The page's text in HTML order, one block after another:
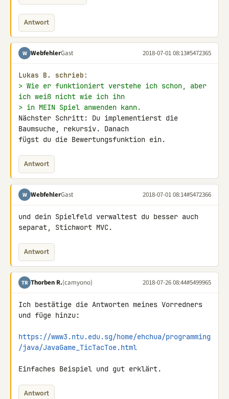
Antwort
W WebfehlerGast 2018-07-01 08:13#5472365
Lukas B. schrieb:
> Wie er funktioniert verstehe ich schon, aber
ich weiß nicht wie ich ihn
> in MEIN Spiel anwenden kann.
Nächster Schritt: Du implementierst die
Baumsuche, rekursiv. Danach
fügst du die Bewertungsfunktion ein.
Antwort
W WebfehlerGast 2018-07-01 08:14#5472366
und dein Spielfeld verwaltest du besser auch
separat, Stichwort MVC.
Antwort
TR Thorben R.(camyono) 2018-07-26 08:44#5499965
Ich bestätige die Antworten meines Vorredners
und füge hinzu:
https://www3.ntu.edu.sg/home/ehchua/programming
/java/JavaGame_TicTacToe.html
Einfaches Beispiel und gut erklärt.
Antwort